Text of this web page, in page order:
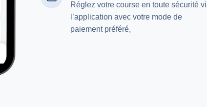
Réglez votre course en toute sécurité
l’application avec votre mode de
paiement préféré,